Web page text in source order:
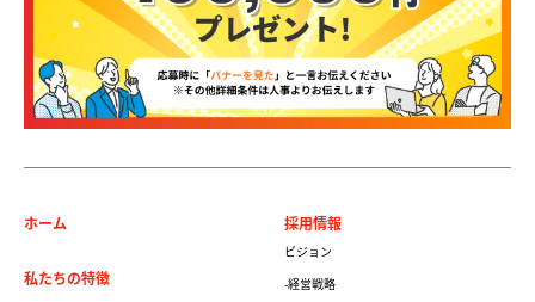
ホーム
私たちの特徴
採用情報
ビジョン
-経営戦略